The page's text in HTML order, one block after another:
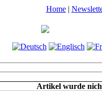
Home|
Artikel wurde